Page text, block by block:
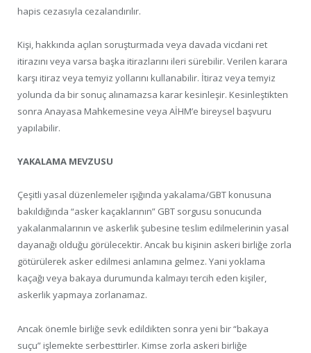
hapis cezasıyla cezalandırılır.
Kişi, hakkında açılan soruşturmada veya davada vicdani ret
itirazını veya varsa başka itirazlarını ileri sürebilir. Verilen karara
karşı itiraz veya temyiz yollarını kullanabilir. İtiraz veya temyiz
yolunda da bir sonuç alınamazsa karar kesinleşir. Kesinleştikten
sonra Anayasa Mahkemesine veya AİHM’e bireysel başvuru
yapılabilir.
YAKALAMA MEVZUSU
Çeşitli yasal düzenlemeler ışığında yakalama/GBT konusuna
bakıldığında “asker kaçaklarının” GBT sorgusu sonucunda
yakalanmalarının ve askerlik şubesine teslim edilmelerinin yasal
dayanağı olduğu görülecektir. Ancak bu kişinin askeri birliğe zorla
götürülerek asker edilmesi anlamına gelmez. Yani yoklama
kaçağı veya bakaya durumunda kalmayı tercih eden kişiler,
askerlik yapmaya zorlanamaz.
Ancak önemle birliğe sevk edildikten sonra yeni bir “bakaya
suçu” işlemekte serbesttirler. Kimse zorla askeri birliğe